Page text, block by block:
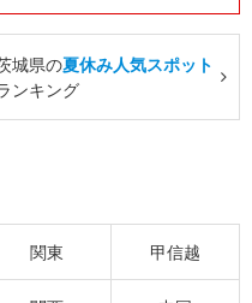
城県の夏休み人気スポット
ンキング
関東 甲信越